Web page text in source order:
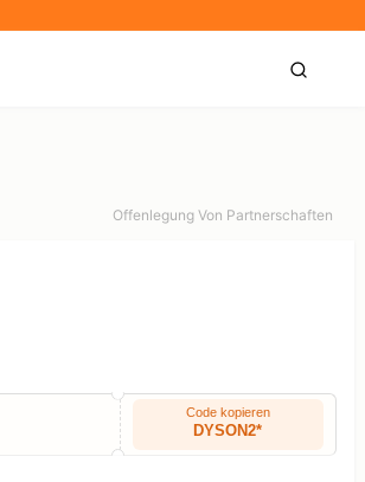
Offenlegung Von Partnerschaften
Code kopieren
DYSON2*